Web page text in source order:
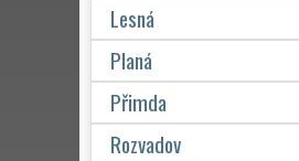
Lesná
Planá
Přimda
Rozvadov